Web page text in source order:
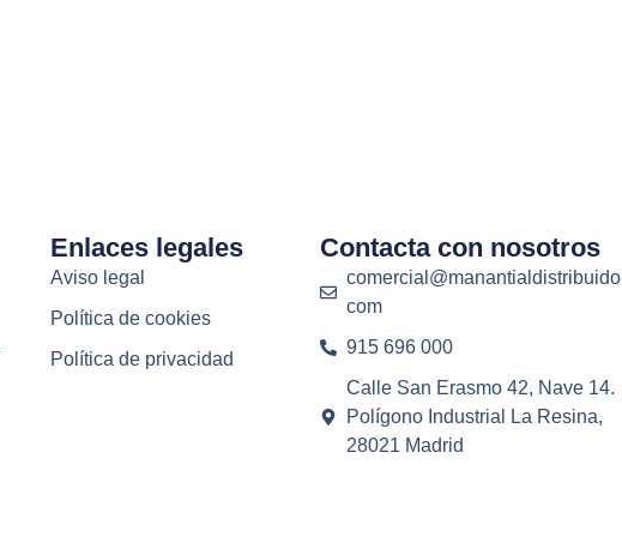
Enlaces legales
Aviso legal
Política de cookies
Política de privacidad
Contacta con nosotros
com
915 696 000
Calle San Erasmo 42, Nave 14.
Polígono Industrial La Resina,
28021 Madrid